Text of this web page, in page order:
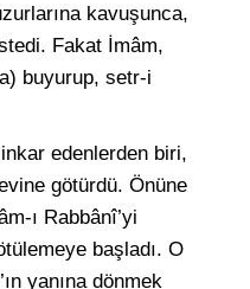
kavuşunca,
Fakat İmâm,
buyurup, setr-i
inkar edenlerden biri,
götürdü. Önüne
ı Rabbânî’yi
başladı. O
yanına dönmek